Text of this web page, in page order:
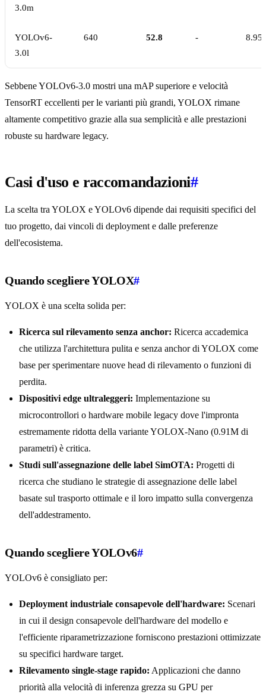
3.0m
YOLOv6-
3.0l
640 52.8 - 8.95
Sebbene YOLOv6-3.0 mostri una mAP superiore e velocità
TensorRT eccellenti per le varianti più grandi, YOLOX rimane
altamente competitivo grazie alla sua semplicità e alle prestazioni
robuste su hardware legacy.
Casi d'uso e raccomandazioni#
La scelta tra YOLOX e YOLOv6 dipende dai requisiti specifici del
tuo progetto, dai vincoli di deployment e dalle preferenze
dell'ecosistema.
Quando scegliere YOLOX#
YOLOX è una scelta solida per:
Ricerca sul rilevamento senza anchor: Ricerca accademica
che utilizza l'architettura pulita e senza anchor di YOLOX come
base per sperimentare nuove head di rilevamento o funzioni di
perdita.
Dispositivi edge ultraleggeri: Implementazione su
microcontrollori o hardware mobile legacy dove l'impronta
estremamente ridotta della variante YOLOX-Nano (0.91M di
parametri) è critica.
Studi sull'assegnazione delle label SimOTA: Progetti di
ricerca che studiano le strategie di assegnazione delle label
basate sul trasporto ottimale e il loro impatto sulla convergenza
dell'addestramento.
Quando scegliere YOLOv6#
YOLOv6 è consigliato per:
Deployment industriale consapevole dell'hardware: Scenari
in cui il design consapevole dell'hardware del modello e
l'efficiente riparametrizzazione forniscono prestazioni ottimizzate
su specifici hardware target.
Rilevamento single-stage rapido: Applicazioni che danno
priorità alla velocità di inferenza grezza su GPU per